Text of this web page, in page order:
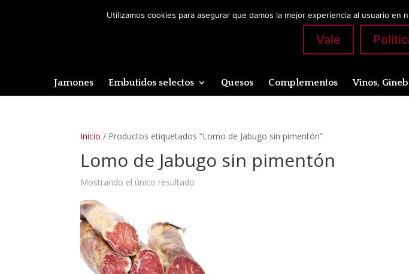
Jamones Embutidos selectos Quesos Complementos Vinos,
Inicio / Productos etiquetados “Lomo de Jabugo sin pimentón”
Lomo de Jabugo sin pimentón
Mostrando el único resultado
Utilizamos cookies para asegurar que damos la mejor experiencia al usuario
Vale